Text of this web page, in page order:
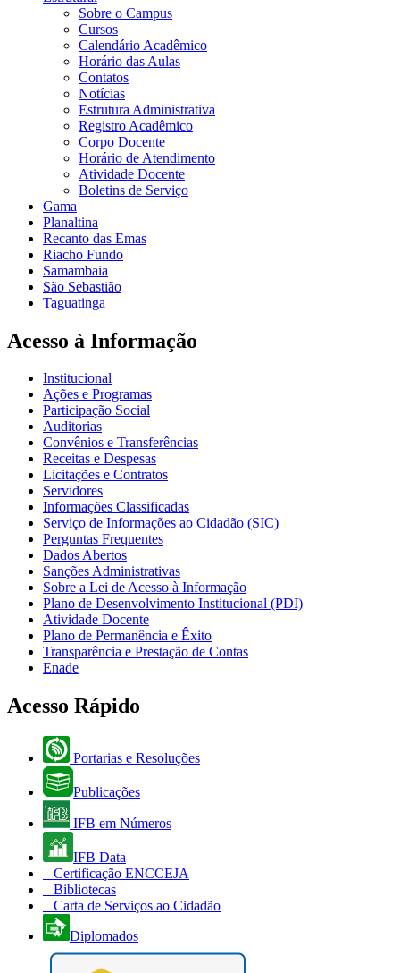
Sobre o Campus
Cursos
Calendário Acadêmico
Horário das Aulas
Contatos
Notícias
Estrutura Administrativa
Registro Acadêmico
Corpo Docente
Horário de Atendimento
Atividade Docente
Boletins de Serviço
Gama
Planaltina
Recanto das Emas
Riacho Fundo
Samambaia
São Sebastião
Taguatinga
Acesso à Informação
Institucional
Ações e Programas
Participação Social
Auditorias
Convênios e Transferências
Receitas e Despesas
Licitações e Contratos
Servidores
Informações Classificadas
Serviço de Informações ao Cidadão (SIC)
Perguntas Frequentes
Dados Abertos
Sanções Administrativas
Sobre a Lei de Acesso à Informação
Plano de Desenvolvimento Institucional (PDI)
Atividade Docente
Plano de Permanência e Êxito
Transparência e Prestação de Contas
Enade
Acesso Rápido
Portarias e Resoluções
Publicações
IFB em Números
IFB Data
Certificação ENCCEJA
Bibliotecas
Carta de Serviços ao Cidadão
Diplomados